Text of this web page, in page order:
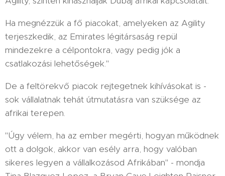
Ha megnézzük a fő piacokat, amelyeken az Agility
terjeszkedik, az Emirates légitársaság repül
mindezekre a célpontokra, vagy pedig jók a
csatlakozási lehetőségek."
De a feltörekvő piacok rejtegetnek kihívásokat is -
sok vállalatnak tehát útmutatásra van szüksége az
afrikai terepen.
"Úgy vélem, ha az ember megérti, hogyan működnek
ott a dolgok, akkor van esély arra, hogy valóban
sikeres legyen a vállalkozásod Afrikában" - mondja